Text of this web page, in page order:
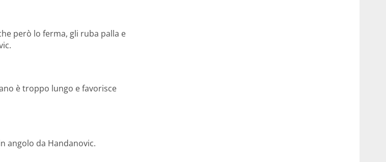
però lo ferma, gli ruba palla e
è troppo lungo e favorisce
angolo da Handanovic.